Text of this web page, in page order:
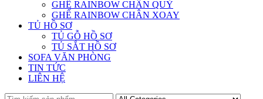
GHẾ RAINBOW CHÂN QUỲ
GHẾ RAINBOW CHÂN XOAY
TỦ HỒ SƠ
TỦ GỖ HỒ SƠ
TỦ SẮT HỒ SƠ
SOFA VĂN PHÒNG
TIN TỨC
LIÊN HỆ